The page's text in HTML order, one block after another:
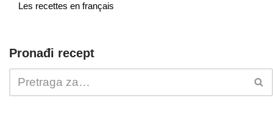
Les recettes en français
Pronađi recept